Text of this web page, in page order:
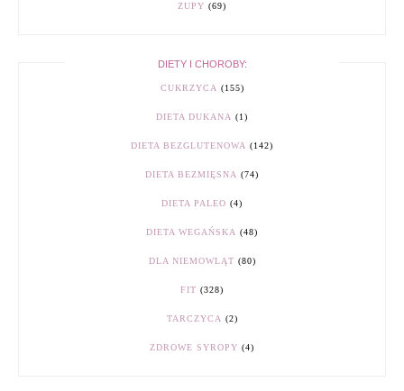
ZUPY (69)
DIETY I CHOROBY:
CUKRZYCA (155)
DIETA DUKANA (1)
DIETA BEZGLUTENOWA (142)
DIETA BEZMIĘSNA (74)
DIETA PALEO (4)
DIETA WEGAŃSKA (48)
DLA NIEMOWLĄT (80)
FIT (328)
TARCZYCA (2)
ZDROWE SYROPY (4)